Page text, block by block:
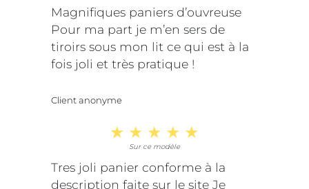
Magnifiques paniers d’ouvreuse
Pour ma part je m’en sers de
tiroirs sous mon lit ce qui est à la
fois joli et très pratique !
Client anonyme
Sur ce modèle
Tres joli panier conforme à la
description faite sur le site Je